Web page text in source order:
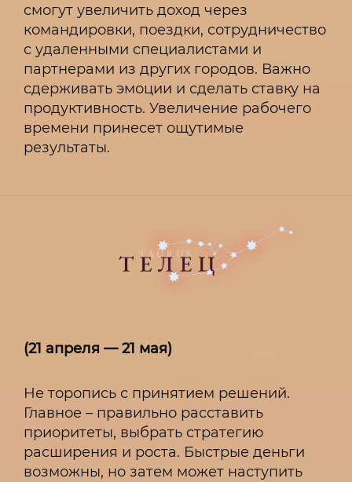
смогут увеличить доход через
командировки, поездки, сотрудничество
с удаленными специалистами и
партнерами из других городов. Важно
сдерживать эмоции и сделать ставку на
продуктивность. Увеличение рабочего
времени принесет ощутимые
результаты.
(21 апреля — 21 мая)
Не торопись с принятием решений.
Главное – правильно расставить
приоритеты, выбрать стратегию
расширения и роста. Быстрые деньги
возможны, но затем может наступить